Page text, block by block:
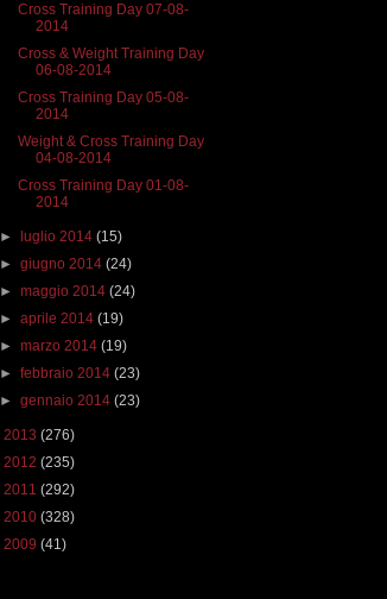
Cross Training Day 07-08-
2014
Cross & Weight Training Day
06-08-2014
Cross Training Day 05-08-
2014
Weight & Cross Training Day
04-08-2014
Cross Training Day 01-08-
2014
► luglio 2014(15)
►giugno 2014(24)
►maggio 2014(24)
►aprile 2014(19)
►marzo 2014(19)
►febbraio 2014(23)
►gennaio 2014(23)
2013 (276)
2012 (235)
2011 (292)
2010 (328)
2009 (41)